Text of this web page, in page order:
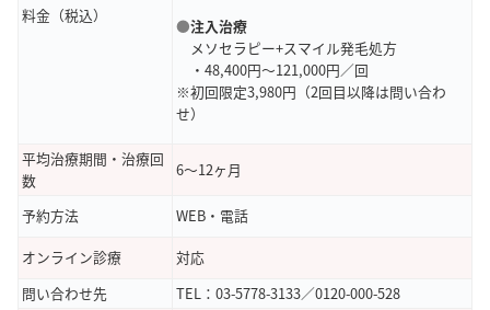
引用元：Google Map
料金（税込）
●注入治療
メソセラピー+スマイル発毛処方
・48,400円～121,000円／回
※初回限定3,980円（2回目以降は問い合わ
せ）
平均治療期間・治療回
数
6～12ヶ月
予約方法
WEB・電話
オンライン診療
対応
問い合わせ先
TEL：03-5778-3133／0120-000-528